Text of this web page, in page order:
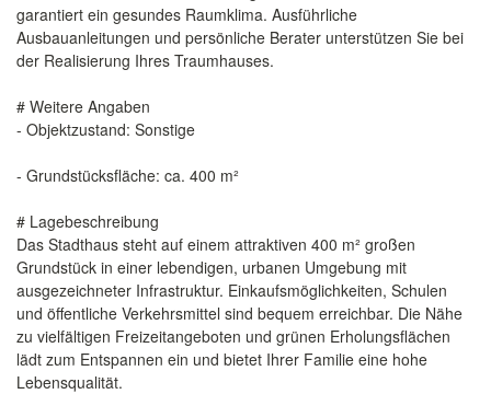
garantiert ein gesundes Raumklima. Ausführliche
Ausbauanleitungen und persönliche Berater unterstützen Sie bei
der Realisierung Ihres Traumhauses.
# Weitere Angaben
- Objektzustand: Sonstige
- Grundstücksfläche: ca. 400 m²
# Lagebeschreibung
Das Stadthaus steht auf einem attraktiven 400 m² großen
Grundstück in einer lebendigen, urbanen Umgebung mit
ausgezeichneter Infrastruktur. Einkaufsmöglichkeiten, Schulen
und öffentliche Verkehrsmittel sind bequem erreichbar. Die Nähe
zu vielfältigen Freizeitangeboten und grünen Erholungsflächen
lädt zum Entspannen ein und bietet Ihrer Familie eine hohe
Lebensqualität.